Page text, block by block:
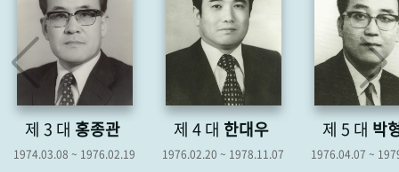
기록물 아카이브
사진 아카이브 문서 기록물 행정박물 영상 기록물
50+1주년 기념
성과 50선 숫자로 보는 50년 50 +1주년 광장
세계와 함께 한 KIHASA
제 4 대한대우
1976.02.20 ~ 1978.11.07
제 5 대박형종
1976.04.07 ~ 1979.04.06
제 6